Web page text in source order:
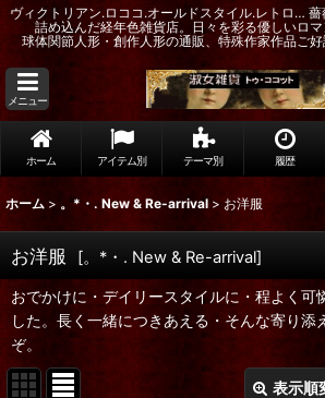
ヴィクトリアン.ロココ.オールドスタイル.レトロ…
詰め込んだ経年色雑貨店。日々を彩る優しいロマ
球体関節人形・創作人形の通販、特殊作家作品ご好
メニュー
ホーム アイテム別 テーマ別 履歴
ホーム > 。*・. New & Re-arrival > お洋服
お洋服 [。*・. New & Re-arrival]
おでかけに・デイリースタイルに・程よく可
した。長く一緒につきあえる・そんな寄り添
ぞ。
表示順